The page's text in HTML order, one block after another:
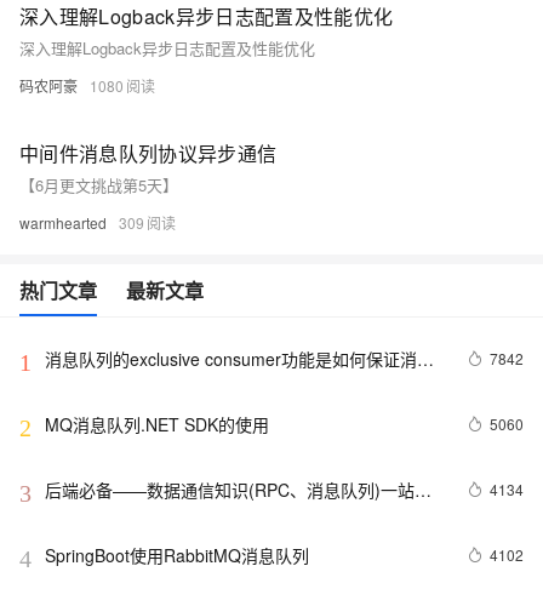
深入理解Logback异步日志配置及性能优化
深入理解Logback异步日志配置及性能优化
码农阿豪 1080
中间件消息队列协议异步通信
【6月更文挑战第5天】
warmhearted 309
热门文章 最新文章
1
消息队列的exclusive consumer功能是如何保证消息
7842
2 MQ消息队列.NET SDK的使用 5060
3
后端必备——数据通信知识(RPC、消息队列)一站式
4134
4 SpringBoot使用RabbitMQ消息队列 4102